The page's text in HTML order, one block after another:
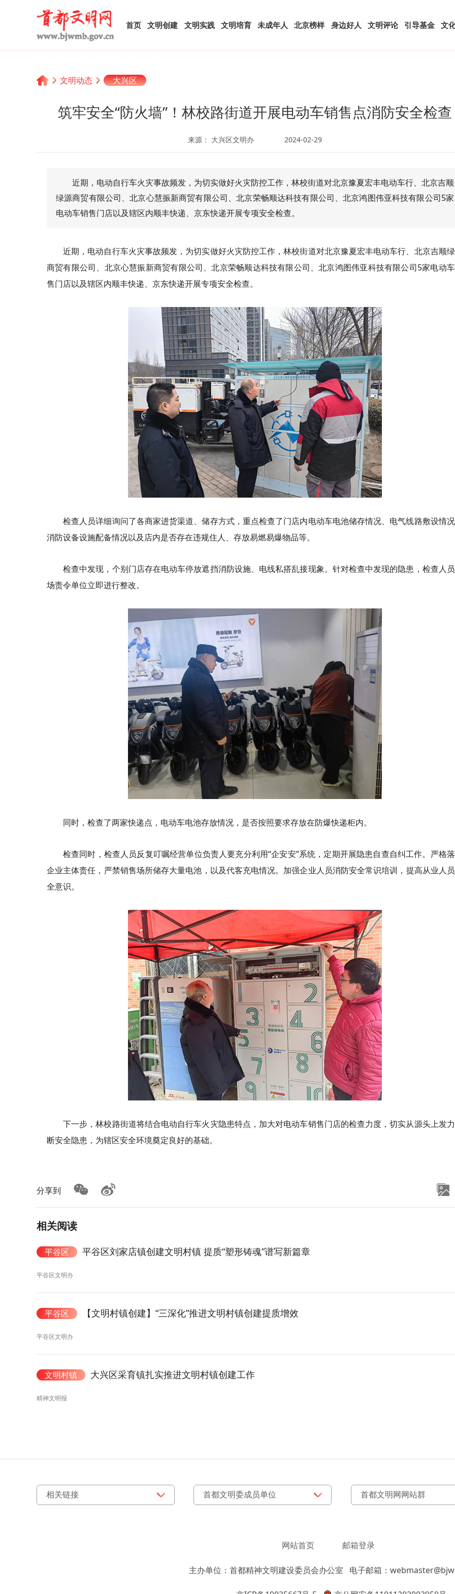
首页 文明创建 文明实践 文明培育 未成年人 北京榜样 身边好人 文明评论 引导基金 文
文明动态 大兴区
筑牢安全“防火墙”！林校路街道开展电动车销售点消防安全检查
来源： 大兴区文明办 2024-02-29
近期，电动自行车火灾事故频发，为切实做好火灾防控工作，林校街道对北京豫夏宏丰电动车行、北京吉顺
绿源商贸有限公司、北京心慧振新商贸有限公司、北京荣畅顺达科技有限公司、北京鸿图伟亚科技有限公司5家
电动车销售门店以及辖区内顺丰快递、京东快递开展专项安全检查。
近期，电动自行车火灾事故频发，为切实做好火灾防控工作，林校街道对北京豫夏宏丰电动车行、北京吉顺
商贸有限公司、北京心慧振新商贸有限公司、北京荣畅顺达科技有限公司、北京鸿图伟亚科技有限公司5家电动
售门店以及辖区内顺丰快递、京东快递开展专项安全检查。
检查人员详细询问了各商家进货渠道、储存方式，重点检查了门店内电动车电池储存情况、电气线路敷设情
消防设备设施配备情况以及店内是否存在违规住人、存放易燃易爆物品等。
检查中发现，个别门店存在电动车停放遮挡消防设施、电线私搭乱接现象。针对检查中发现的隐患，检查人
场责令单位立即进行整改。
同时，检查了两家快递点，电动车电池存放情况，是否按照要求存放在防爆快递柜内。
检查同时，检查人员反复叮嘱经营单位负责人要充分利用“企安安”系统，定期开展隐患自查自纠工作。严格
企业主体责任，严禁销售场所储存大量电池，以及代客充电情况。加强企业人员消防安全常识培训，提高从业人
全意识。
下一步，林校路街道将结合电动自行车火灾隐患特点，加大对电动车销售门店的检查力度，切实从源头上发
断安全隐患，为辖区安全环境奠定良好的基础。
分享到
相关阅读
平谷区 平谷区刘家店镇创建文明村镇 提质“塑形铸魂”谱写新篇章
平谷区文明办
平谷区 【文明村镇创建】“三深化”推进文明村镇创建提质增效
平谷区文明办
文明村镇 大兴区采育镇扎实推进文明村镇创建工作
精神文明报
网站首页 邮箱登录
主办单位：首都精神文明建设委员会办公室 电子邮箱：